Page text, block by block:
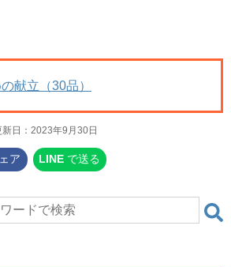
献立（30品）
日： 2023年9月30日
ア LINE で送る